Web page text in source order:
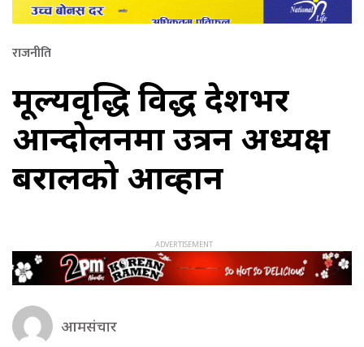
राजनीति
मूल्यवृद्धि विरुद्ध देशभर
आन्दोलनमा उत्रन अध्यक्ष
बरालको आव्हान
आमसंचार